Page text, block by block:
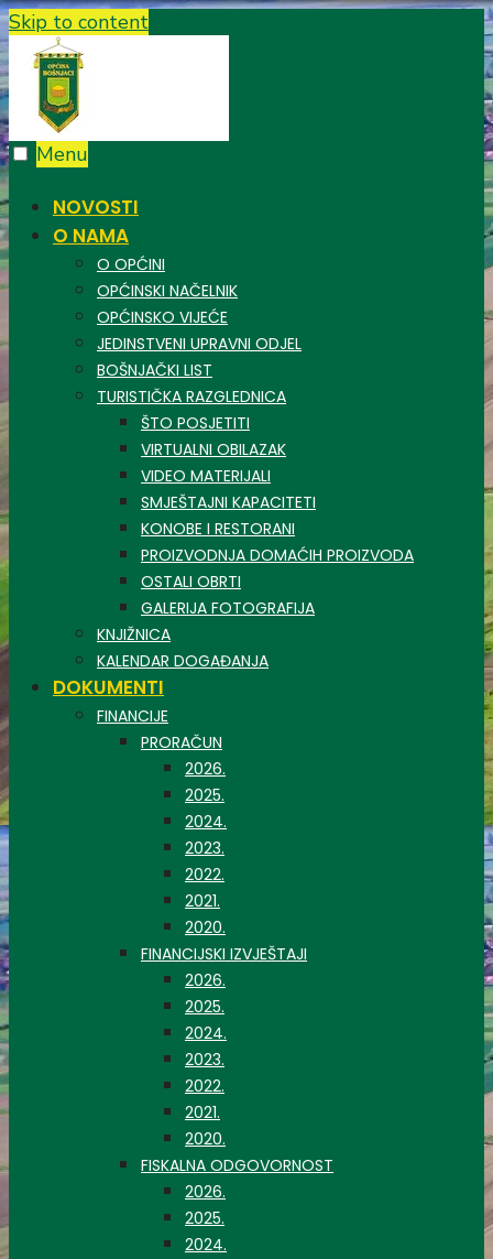
Skip to content
Menu
NOVOSTI
O NAMA
O OPĆINI
OPĆINSKI NAČELNIK
OPĆINSKO VIJEĆE
JEDINSTVENI UPRAVNI ODJEL
BOŠNJAČKI LIST
TURISTIČKA RAZGLEDNICA
ŠTO POSJETITI
VIRTUALNI OBILAZAK
VIDEO MATERIJALI
SMJEŠTAJNI KAPACITETI
KONOBE I RESTORANI
PROIZVODNJA DOMAĆIH PROIZVODA
OSTALI OBRTI
GALERIJA FOTOGRAFIJA
KNJIŽNICA
KALENDAR DOGAĐANJA
DOKUMENTI
FINANCIJE
PRORAČUN
2026.
2025.
2024.
2023.
2022.
2021.
2020.
FINANCIJSKI IZVJEŠTAJI
2026.
2025.
2024.
2023.
2022.
2021.
2020.
FISKALNA ODGOVORNOST
2026.
2025.
2024.